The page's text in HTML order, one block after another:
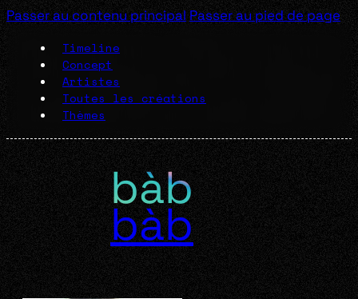
Passer au contenu principal Passer au pied de page
Timeline
Concept
Artistes
Toutes les créations
Thèmes
bàb